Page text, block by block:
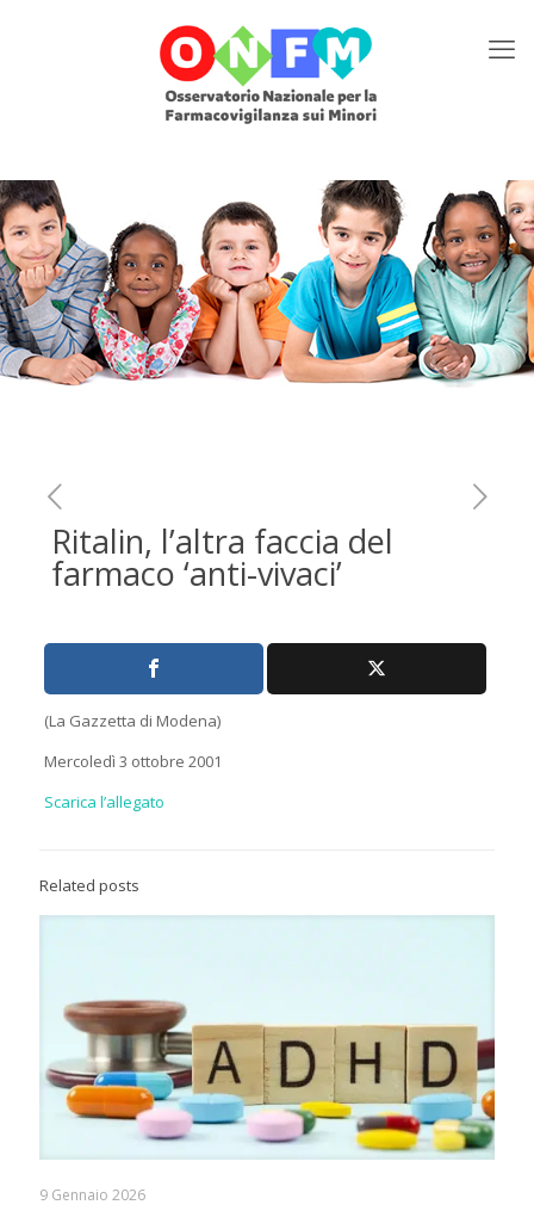
Ritalin, l’altra faccia del
farmaco ‘anti-vivaci’
(La Gazzetta di Modena)
Mercoledì 3 ottobre 2001
Scarica l’allegato
Related posts
9 Gennaio 2026